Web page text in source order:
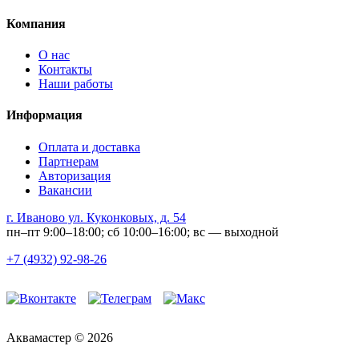
Компания
О нас
Контакты
Наши работы
Информация
Оплата и доставка
Партнерам
Авторизация
Вакансии
г. Иваново ул. Куконковых, д. 54
пн–пт 9:00–18:00; сб 10:00–16:00; вс — выходной
+7 (4932) 92-98-26
Аквамастер © 2026